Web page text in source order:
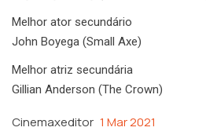
Melhor ator secundário
John Boyega (Small Axe)
Melhor atriz secundária
Gillian Anderson (The Crown)
Cinemaxeditor 1 Mar 2021